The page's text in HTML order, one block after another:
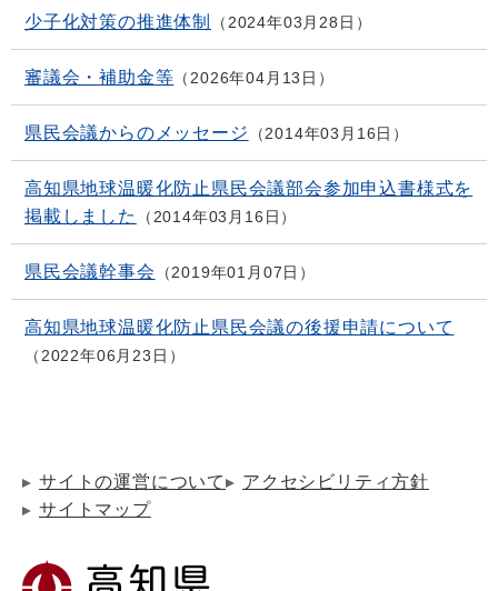
少子化対策の推進体制 2024年03月28日
審議会・補助金等 2026年04月13日
県民会議からのメッセージ 2014年03月16日
高知県地球温暖化防止県民会議部会参加申込書様式を
掲載しました
2014年03月16日
県民会議幹事会 2019年01月07日
高知県地球温暖化防止県民会議の後援申請について
2022年06月23日
サイトの運営について
アクセシビリティ方針
サイトマップ